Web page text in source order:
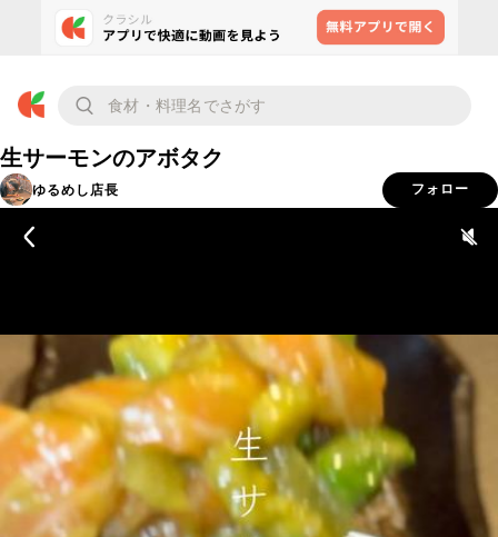
生サーモンのアボタク
ゆるめし店長 フォロー